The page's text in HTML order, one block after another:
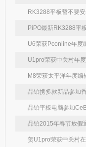
RK3288平板暂不要
PiPO最新RK3288平
U6荣获Pconline年度
U1pro荣获中关村年
M8荣获太平洋年度编
品铂携多款新品参加
品铂平板电脑参加
品铂2015年春节放假
贺U1pro荣获中关村